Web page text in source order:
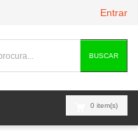
Entrar
BUSCAR
0 item(s)